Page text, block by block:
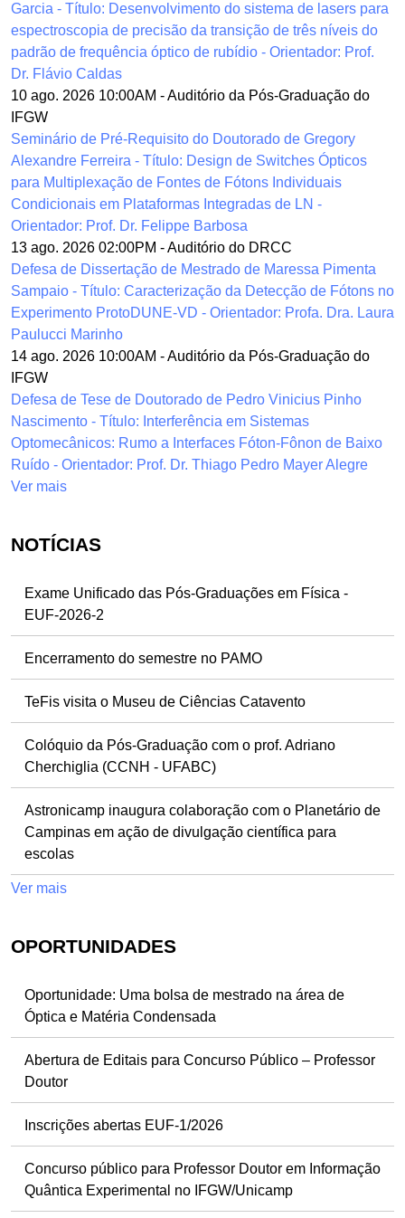
Garcia - Título: Desenvolvimento do sistema de lasers para
espectroscopia de precisão da transição de três níveis do
padrão de frequência óptico de rubídio - Orientador: Prof.
Dr. Flávio Caldas
10 ago. 2026 10:00AM -Auditório da Pós-Graduação do
IFGW
Seminário de Pré-Requisito do Doutorado de Gregory
Alexandre Ferreira - Título: Design de Switches Ópticos
para Multiplexação de Fontes de Fótons Individuais
Condicionais em Plataformas Integradas de LN -
Orientador: Prof. Dr. Felippe Barbosa
13 ago. 2026 02:00PM -Auditório do DRCC
Defesa de Dissertação de Mestrado de Maressa Pimenta
Sampaio - Título: Caracterização da Detecção de Fótons no
Experimento ProtoDUNE-VD - Orientador: Profa. Dra. Laura
Paulucci Marinho
14 ago. 2026 10:00AM -Auditório da Pós-Graduação do
IFGW
Defesa de Tese de Doutorado de Pedro Vinicius Pinho
Nascimento - Título: Interferência em Sistemas
Optomecânicos: Rumo a Interfaces Fóton-Fônon de Baixo
Ruído - Orientador: Prof. Dr. Thiago Pedro Mayer Alegre
Ver mais
NOTÍCIAS
Exame Unificado das Pós-Graduações em Física -
EUF-2026-2
Encerramento do semestre no PAMO
TeFis visita o Museu de Ciências Catavento
Colóquio da Pós-Graduação com o prof. Adriano
Cherchiglia (CCNH - UFABC)
Astronicamp inaugura colaboração com o Planetário de
Campinas em ação de divulgação científica para
escolas
Ver mais
OPORTUNIDADES
Oportunidade: Uma bolsa de mestrado na área de
Óptica e Matéria Condensada
Abertura de Editais para Concurso Público – Professor
Doutor
Inscrições abertas EUF-1/2026
Concurso público para Professor Doutor em Informação
Quântica Experimental no IFGW/Unicamp